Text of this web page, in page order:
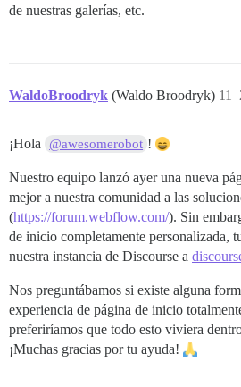
de nuestras galerías, etc.
WaldoBroodryk (Waldo Broodryk) 11
¡Hola @awesomerobot !
Nuestro equipo lanzó ayer una nueva
mejor a nuestra comunidad a las
(https://forum.webflow.com/). Sin
de inicio completamente personalizada,
nuestra instancia de Discourse a
Nos preguntábamos si existe alguna
experiencia de página de inicio
preferiríamos que todo esto viviera
¡Muchas gracias por tu ayuda!